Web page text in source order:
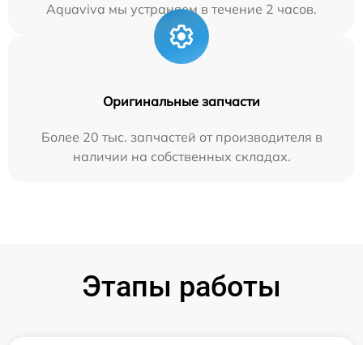
Aquaviva мы устраняем в течение 2 часов.
Оригинальные запчасти
Более 20 тыс. запчастей от производителя в
наличии на собственных складах.
Этапы работы